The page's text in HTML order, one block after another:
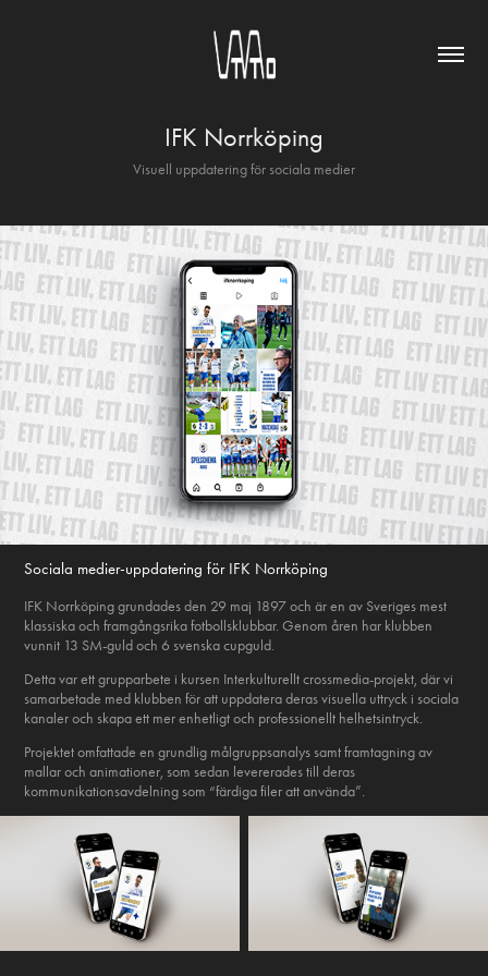
IFK Norrköping
Visuell uppdatering för sociala medier
Sociala medier-uppdatering för IFK Norrköping
IFK Norrköping grundades den 29 maj 1897 och är en av Sveriges mest
klassiska och framgångsrika fotbollsklubbar. Genom åren har klubben
vunnit 13 SM-guld och 6 svenska cupguld.
Detta var ett grupparbete i kursen Interkulturellt crossmedia-projekt, där vi
samarbetade med klubben för att uppdatera deras visuella uttryck i sociala
kanaler och skapa ett mer enhetligt och professionellt helhetsintryck.
Projektet omfattade en grundlig målgruppsanalys samt framtagning av
mallar och animationer, som sedan levererades till deras
kommunikationsavdelning som “färdiga filer att använda”.